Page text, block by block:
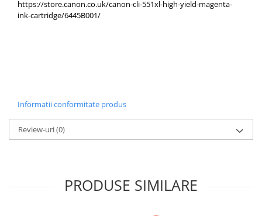
SSD-uri interne
Hard disk-uri interne
Placi video profesionale
https://store.canon.co.uk/canon-cli-551xl-high-yield-magenta-
ink-cartridge/6445B001/
Informatii conformitate produs
Review-uri(0)
PRODUSE SIMILARE